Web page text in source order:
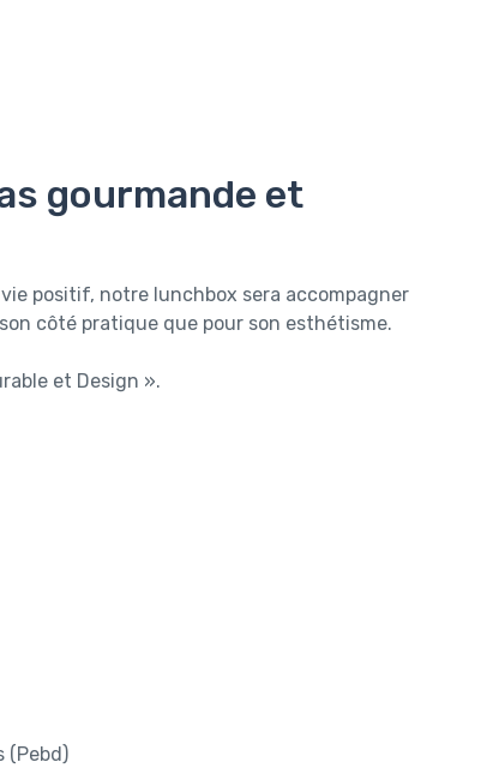
gourmande et
positif, notre lunchbox sera accompagner
côté pratique que pour son esthétisme.
et Design ».
(Pebd)